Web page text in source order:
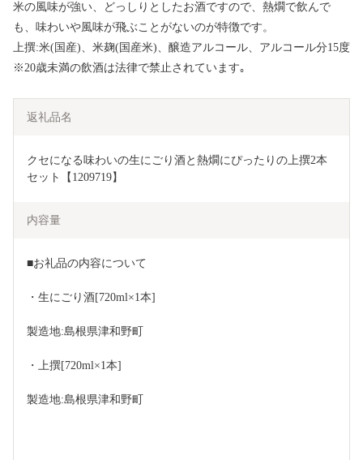
米の風味が強い、どっしりとしたお酒ですので、熱燗で飲んで
も、味わいや風味が飛ぶことがないのが特徴です。
上撰:米(国産)、米麹(国産米)、醸造アルコール、アルコール分15度
※20歳未満の飲酒は法律で禁止されています｡
返礼品名
クセになる味わいの生にごり酒と熱燗にぴったりの上撰2本
セット【1209719】
内容量
■お礼品の内容について
・生にごり酒[720ml×1本]
製造地:島根県津和野町
・上撰[720ml×1本]
製造地:島根県津和野町